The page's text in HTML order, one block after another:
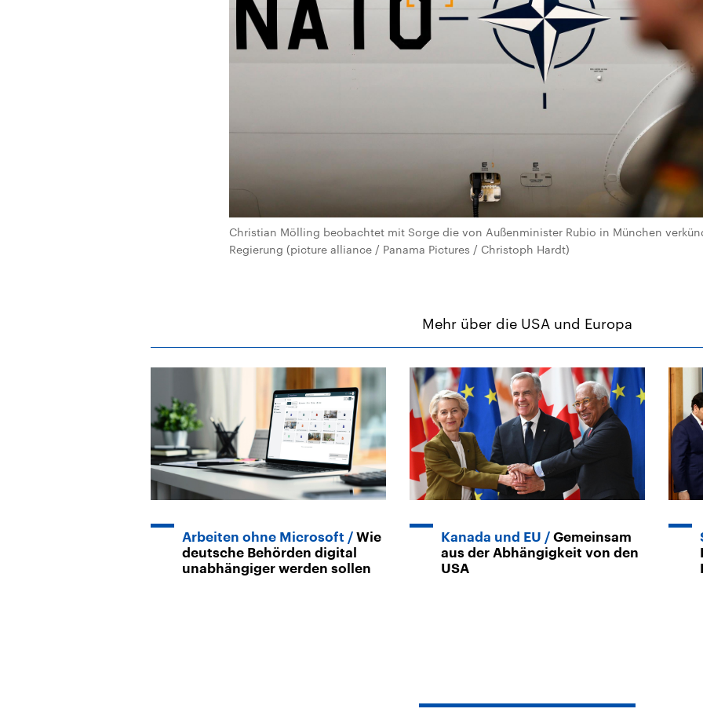
Christian Mölling beobachtet mit Sorge die von Außenminister Rubio in München
Regierung (picture alliance / Panama Pictures / Christoph Hardt)
Mehr über die USA und Europa
Arbeiten ohne Microsoft
Wie
deutsche Behörden digital
unabhängiger werden sollen
Kanada und EU
Gemeinsam
aus der Abhängigkeit von den
USA